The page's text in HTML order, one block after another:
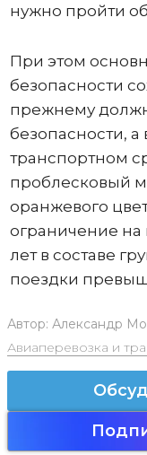
нужно пройти
При этом
безопасности
прежнему
безопасности,
транспортном
проблесковый
оранжевого
ограничение
лет в составе
поездки
Автор: Александр
Авиаперевозка и